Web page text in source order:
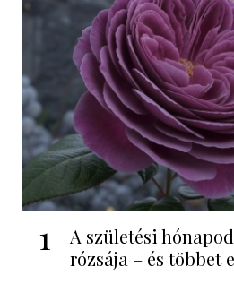
1
A születési
rózsája – és többet